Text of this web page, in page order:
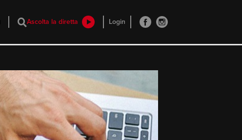
Ascolta la diretta Login